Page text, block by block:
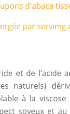
d'abaca
et de l’acide
naturels)
à la viscose
soyeux et